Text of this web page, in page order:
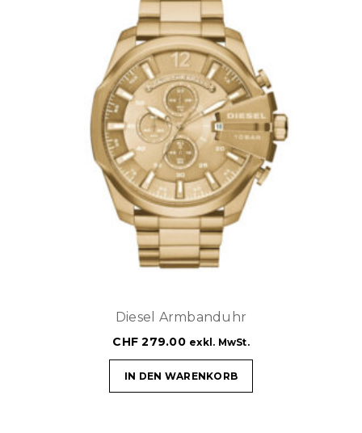
Diesel Armbanduhr
CHF 279.00 exkl. MwSt.
IN DEN WARENKORB